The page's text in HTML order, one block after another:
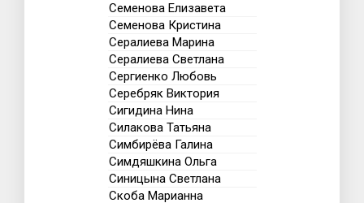
Семенова Елизавета
Семенова Кристина
Сералиева Марина
Сералиева Светлана
Сергиенко Любовь
Серебряк Виктория
Сигидина Нина
Силакова Татьяна
Симбирёва Галина
Симдяшкина Ольга
Синицына Светлана
Скоба Марианна